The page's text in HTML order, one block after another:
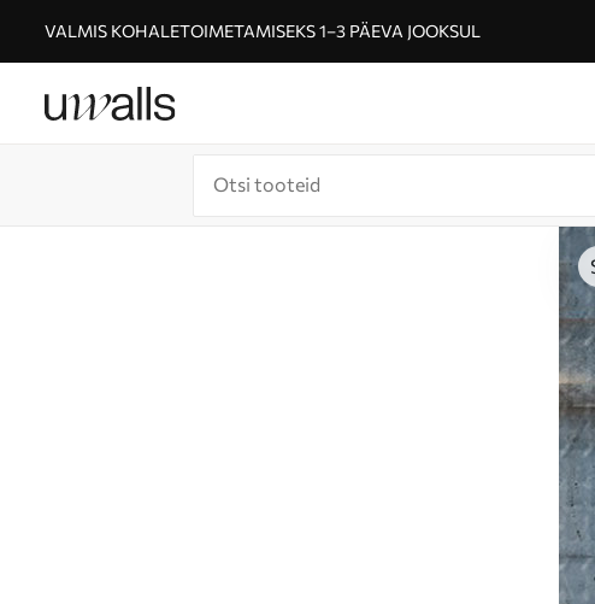
VALMIS KOHALETOIMETAMISEKS 1–3 PÄEVA JOOKSUL